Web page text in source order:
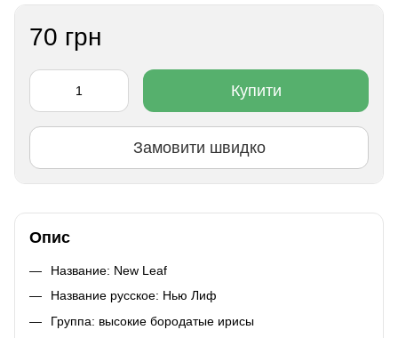
70 грн
Купити
Замовити швидко
Опис
Название: New Leaf
Название русское: Нью Лиф
Группа: высокие бородатые ирисы